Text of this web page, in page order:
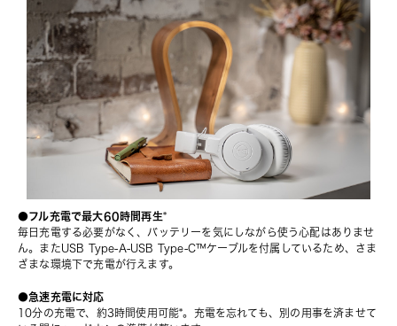
●フル充電で最大60時間再生*
毎日充電する必要がなく、バッテリーを気にしながら使う心配はありませ
ん。またUSB Type-A-USB Type-C™ケーブルを付属しているため、さま
ざまな環境下で充電が行えます。
●急速充電に対応
10分の充電で、約3時間使用可能*。充電を忘れても、別の用事を済ませて